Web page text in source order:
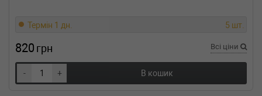
Термін 1 дн. 5 шт.
820 грн Всі ціни
- + В кошик